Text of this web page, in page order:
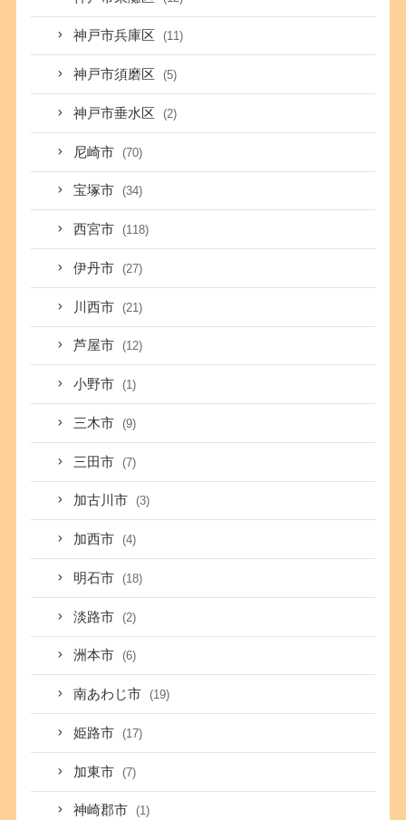
神戸市兵庫区 (11)
神戸市須磨区 (5)
神戸市垂水区 (2)
尼崎市 (70)
宝塚市 (34)
西宮市 (118)
伊丹市 (27)
川西市 (21)
芦屋市 (12)
小野市 (1)
三木市 (9)
三田市 (7)
加古川市 (3)
加西市 (4)
明石市 (18)
淡路市 (2)
洲本市 (6)
南あわじ市 (19)
姫路市 (17)
加東市 (7)
神崎郡市 (1)